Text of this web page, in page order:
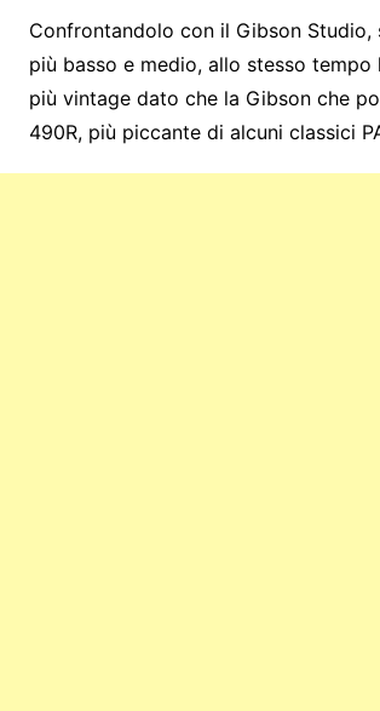
Confrontandolo con il Gibson Studio,
più basso e medio, allo stesso tempo
più vintage dato che la Gibson che
490R, più piccante di alcuni classici